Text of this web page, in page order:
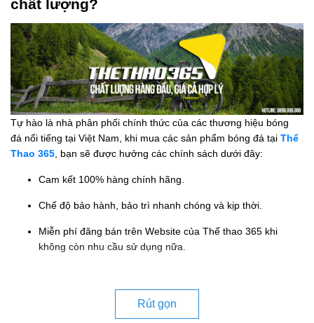
chất lượng?
Tự hào là nhà phân phối chính thức của các thương hiệu bóng
đá nổi tiếng tại Việt Nam, khi mua các sản phẩm bóng đá tại Thể
Thao 365 , bạn sẽ được hưởng các chính sách dưới đây:
Cam kết 100% hàng chính hãng.
Chế độ bảo hành, bảo trì nhanh chóng và kịp thời.
Miễn phí đăng bán trên Website của Thể thao 365 khi
không còn nhu cầu sử dụng nữa.
Rút gọn